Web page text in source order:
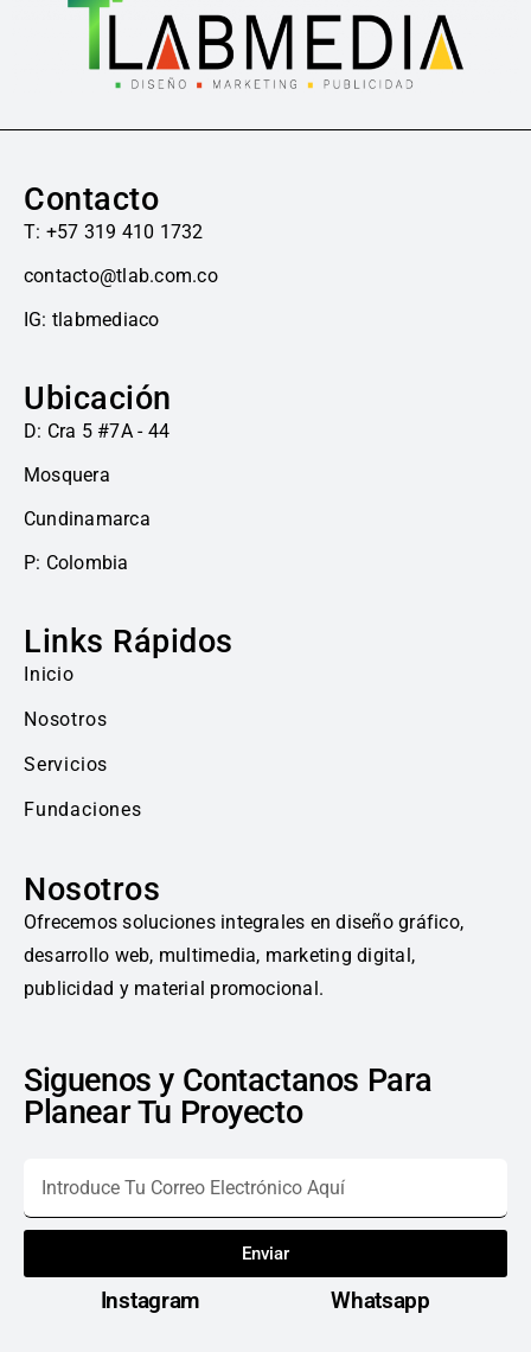
Contacto
T: +57 319 410 1732
contacto@tlab.com.co
IG: tlabmediaco
Ubicación
D: Cra 5 #7A - 44
Mosquera
Cundinamarca
P: Colombia
Links Rápidos
Inicio
Nosotros
Servicios
Fundaciones
Nosotros
Ofrecemos soluciones integrales en diseño gráfico,
desarrollo web, multimedia, marketing digital,
publicidad y material promocional.
Siguenos y Contactanos Para
Planear Tu Proyecto
Enviar
Instagram Whatsapp